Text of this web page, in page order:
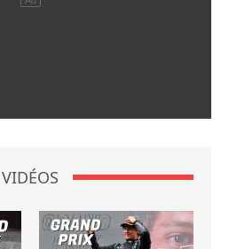
VIDÉOS